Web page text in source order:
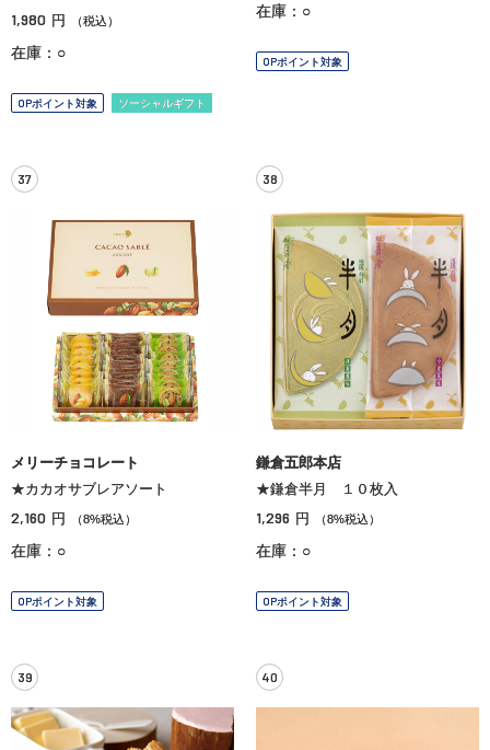
1,980 円 （税込）
在庫：○
OPポイント対象 ソーシャルギフト
在庫：○
OPポイント対象
37
メリーチョコレート
★カカオサブレアソート
2,160 円 （8%税込）
在庫：○
OPポイント対象
38
鎌倉五郎本店
★鎌倉半月 １０枚入
1,296 円 （8%税込）
在庫：○
OPポイント対象
39 40